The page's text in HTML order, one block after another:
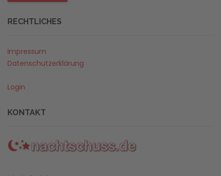
RECHTLICHES
Impressum
Datenschutzerklärung
Login
KONTAKT